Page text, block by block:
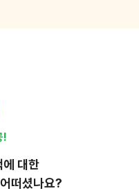
!
에 대한
떠셨나요?